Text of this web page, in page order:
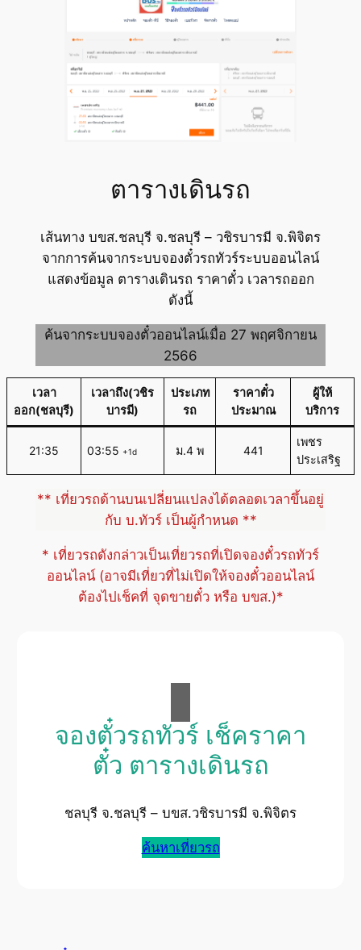
ตารางเดินรถ
เส้นทาง บขส.ชลบุรี จ.ชลบุรี – วชิรบารมี จ.พิจิตร
จากการค้นจากระบบจองตั๋วรถทัวร์ระบบออนไลน์
แสดงข้อมูล ตารางเดินรถ ราคาตั๋ว เวลารถออก
ดังนี้
ค้นจากระบบจองตั๋วออนไลน์เมื่อ 27 พฤศจิกายน
2566
เวลา
ออก(ชลบุรี)
เวลาถึง(วชิร
บารมี)
ประเภท
รถ
ราคาตั๋ว
ประมาณ
ผู้ให้
บริการ
21:35 03:55 +1d ม.4 พ 441
เพชร
ประเสริฐ
** เที่ยวรถด้านบนเปลี่ยนแปลงได้ตลอดเวลาขึ้นอยู่
กับ บ.ทัวร์ เป็นผู้กำหนด **
* เที่ยวรถดังกล่าวเป็นเที่ยวรถที่เปิดจองตั๋วรถทัวร์
ออนไลน์ (อาจมีเที่ยวที่ไม่เปิดให้จองตั๋วออนไลน์
ต้องไปเช็คที่ จุดขายตั๋ว หรือ บขส.)*
จองตั๋วรถทัวร์ เช็คราคา
ตั๋ว ตารางเดินรถ
ชลบุรี จ.ชลบุรี – บขส.วชิรบารมี จ.พิจิตร
ค้นหาเที่ยวรถ